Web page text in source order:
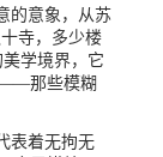
的意象，从苏
寺，多少楼
学境界，它
——那些模糊
表着无拘无